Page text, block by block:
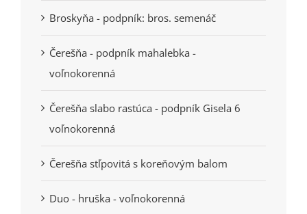
Broskyňa - podpník: bros. semenáč
Čerešňa - podpník mahalebka -
voľnokorenná
Čerešňa slabo rastúca - podpník Gisela 6
voľnokorenná
Čerešňa stľpovitá s koreňovým balom
Duo - hruška - voľnokorenná